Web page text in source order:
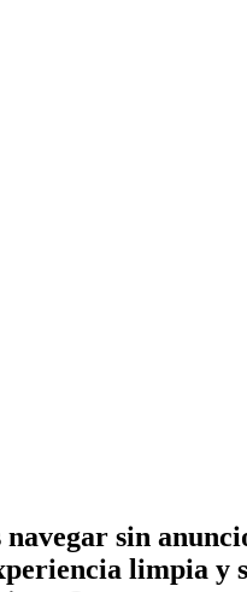
navegar sin
limpia y